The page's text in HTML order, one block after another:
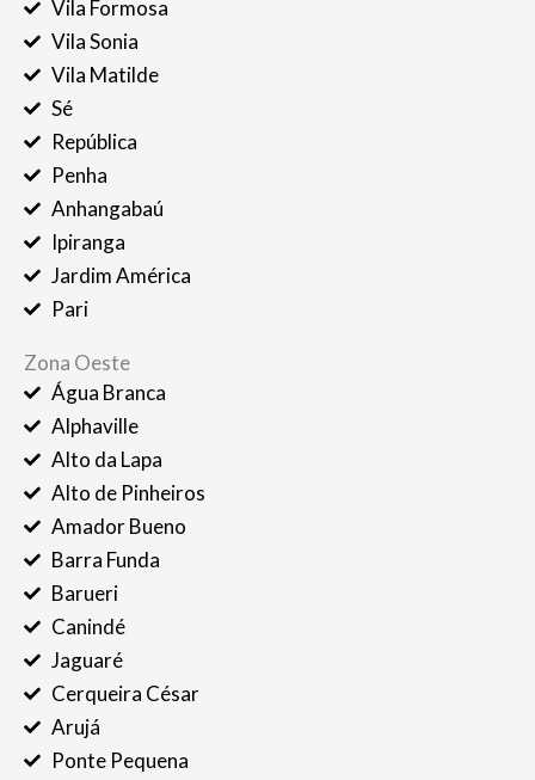
Vila Formosa
Vila Sonia
Vila Matilde
Sé
República
Penha
Anhangabaú
Ipiranga
Jardim América
Pari
Zona Oeste
Água Branca
Alphaville
Alto da Lapa
Alto de Pinheiros
Amador Bueno
Barra Funda
Barueri
Canindé
Jaguaré
Cerqueira César
Arujá
Ponte Pequena